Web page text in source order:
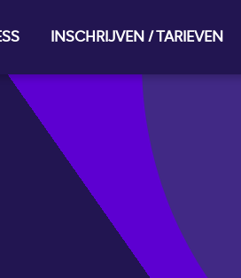
INSCHRIJVEN / TARIEVEN